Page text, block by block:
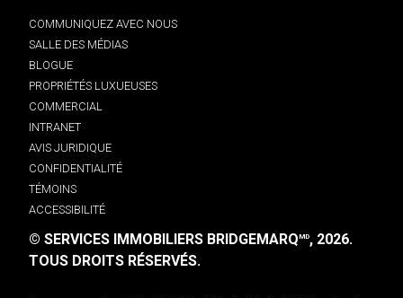
COMMUNIQUEZ AVEC NOUS
SALLE DES MÉDIAS
BLOGUE
PROPRIÉTÉS LUXUEUSES
COMMERCIAL
INTRANET
AVIS JURIDIQUE
CONFIDENTIALITÉ
TÉMOINS
ACCESSIBILITÉ
© SERVICES IMMOBILIERS BRIDGEMARQMD, 2026.
TOUS DROITS RÉSERVÉS.